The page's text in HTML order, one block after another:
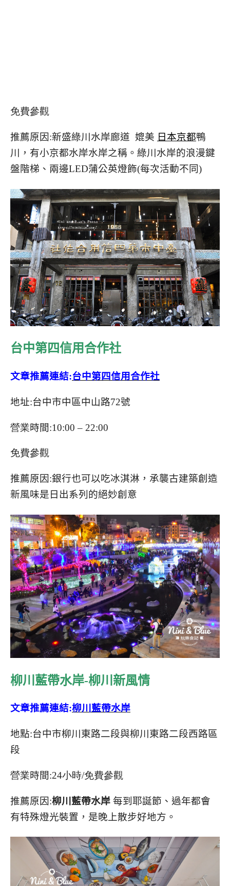
免費參觀
推薦原因:新盛綠川水岸廊道 媲美 日本京都鴨
川，有小京都水岸水岸之稱。綠川水岸的浪漫鍵
盤階梯、兩邊LED蒲公英燈飾(每次活動不同)
台中第四信用合作社
文章推薦連結:台中第四信用合作社
地址:台中市中區中山路72號
營業時間:10:00 – 22:00
免費參觀
推薦原因:銀行也可以吃冰淇淋，承襲古建築創造
新風味是日出系列的絕妙創意
柳川藍帶水岸-柳川新風情
文章推薦連結:柳川藍帶水岸
地點:台中市柳川東路二段與柳川東路二段西路區
段
營業時間:24小時/免費參觀
推薦原因:柳川藍帶水岸 每到耶誕節、過年都會
有特殊燈光裝置，是晚上散步好地方。